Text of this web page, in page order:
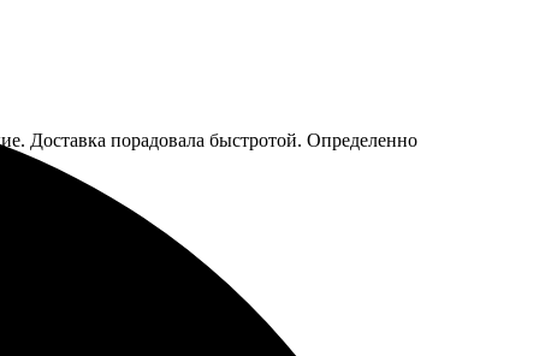
Доставка порадовала быстротой. Определенно